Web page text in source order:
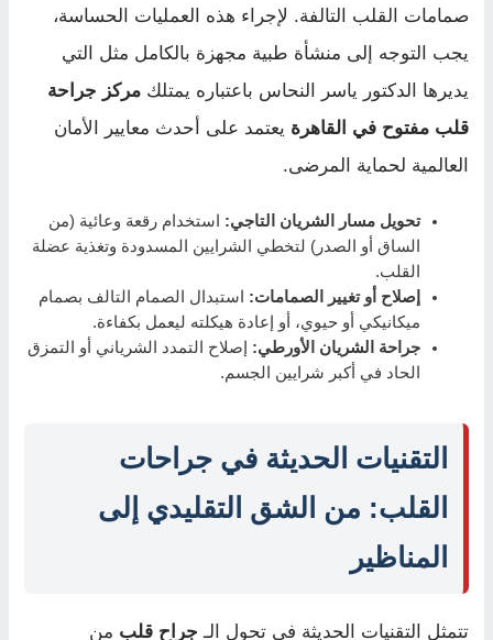
صمامات القلب التالفة. لإجراء هذه العمليات الحساسة،
يجب التوجه إلى منشأة طبية مجهزة بالكامل مثل التي
يديرها الدكتور ياسر النحاس باعتباره يمتلكمركز جراحة
قلب مفتوح في القاهرة يعتمد على أحدث معايير الأمان
العالمية لحماية المرضى.
تحويل مسار الشريان التاجي: استخدام رقعة وعائية (من
الساق أو الصدر) لتخطي الشرايين المسدودة وتغذية عضلة
القلب.
إصلاح أو تغيير الصمامات: استبدال الصمام التالف بصمام
ميكانيكي أو حيوي، أو إعادة هيكلته ليعمل بكفاءة.
جراحة الشريان الأورطي: إصلاح التمدد الشرياني أو التمزق
الحاد في أكبر شرايين الجسم.
التقنيات الحديثة في جراحات
القلب: من الشق التقليدي إلى
المناظير
تتمثل التقنيات الحديثة في تحول الـ جراح قلب من